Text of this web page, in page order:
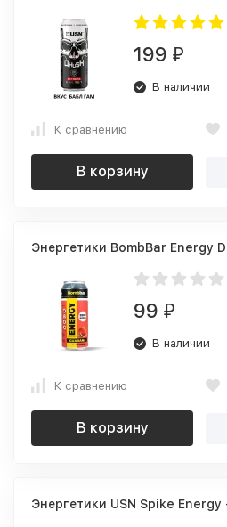
199 ₽
В наличии
К сравнению
В корзину
Энергетики BombBar Energy
99 ₽
В наличии
К сравнению
В корзину
Энергетики USN Spike